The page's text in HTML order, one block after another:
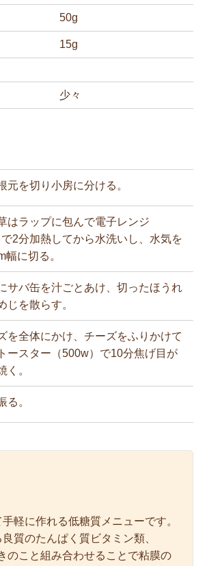
50g
15g
少々
元を切り小房に分ける。
はラップに包んで電子レンジ
で2分加熱してから水洗いし、水気を
幅に切る。
サバ缶を汁ごとあけ、切ったほうれ
じを散らす。
を全体にかけ、チーズをふりかけて
ースター（500w）で10分焦げ目が
く。
る。
軽に作れる低糖質メニューです。
質のたんぱく質ビタミン類、
のこと組み合わせることで粘膜の